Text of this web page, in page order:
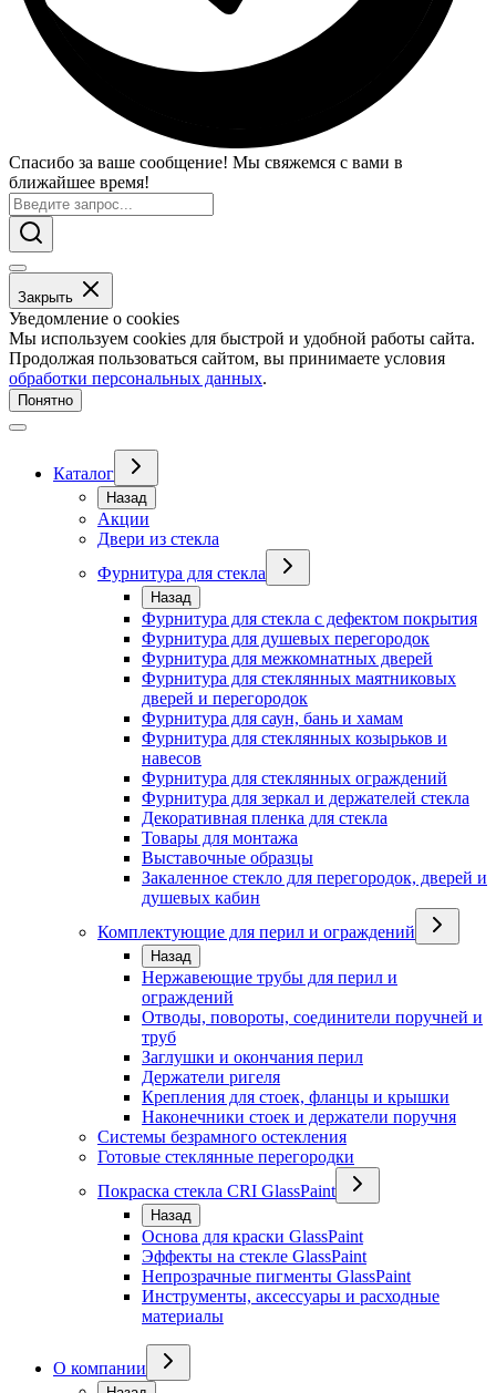
Спасибо за ваше сообщение! Мы свяжемся с вами в
ближайшее время!
Закрыть
Уведомление о cookies
Мы используем cookies для быстрой и удобной работы сайта.
Продолжая пользоваться сайтом, вы принимаете условия
обработки персональных данных.
Понятно
Каталог
Назад
Акции
Двери из стекла
Фурнитура для стекла
Назад
Фурнитура для стекла с дефектом покрытия
Фурнитура для душевых перегородок
Фурнитура для межкомнатных дверей
Фурнитура для стеклянных маятниковых
дверей и перегородок
Фурнитура для саун, бань и хамам
Фурнитура для стеклянных козырьков и
навесов
Фурнитура для стеклянных ограждений
Фурнитура для зеркал и держателей стекла
Декоративная пленка для стекла
Товары для монтажа
Выставочные образцы
Закаленное стекло для перегородок, дверей и
душевых кабин
Комплектующие для перил и ограждений
Назад
Нержавеющие трубы для перил и
ограждений
Отводы, повороты, соединители поручней и
труб
Заглушки и окончания перил
Держатели ригеля
Крепления для стоек, фланцы и крышки
Наконечники стоек и держатели поручня
Системы безрамного остекления
Готовые стеклянные перегородки
Покраска стекла CRI GlassPaint
Назад
Основа для краски GlassPaint
Эффекты на стекле GlassPaint
Непрозрачные пигменты GlassPaint
Инструменты, аксессуары и расходные
материалы
О компании